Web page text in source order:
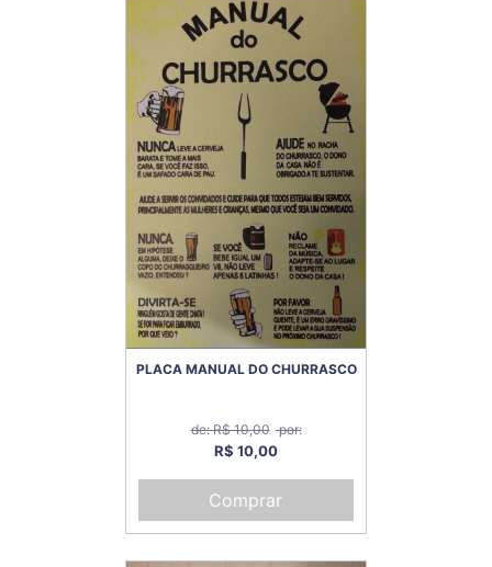
PLACA MANUAL DO CHURRASCO
de: R$ 10,00 por:
R$ 10,00
Comprar